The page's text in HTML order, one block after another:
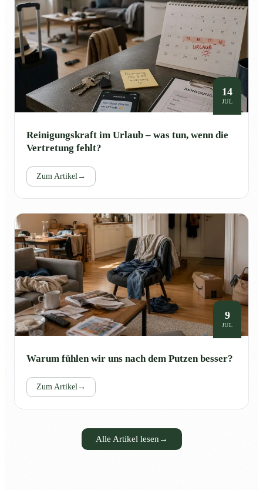
14
JUL
Reinigungskraft im Urlaub – was tun, wenn die
Vertretung fehlt?
Zum Artikel →
9
JUL
Warum fühlen wir uns nach dem Putzen besser?
Zum Artikel →
Alle Artikel lesen →